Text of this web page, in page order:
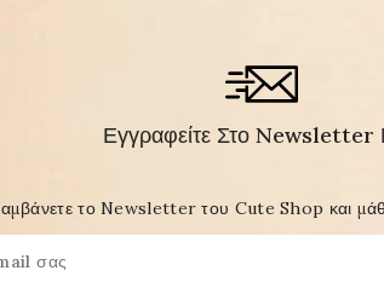
Εγγραφείτε Στο Newsletter
το Newsletter του Cute Shop και